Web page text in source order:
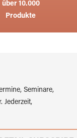
über 10.000
Produkte
Seminare,
Jederzeit,